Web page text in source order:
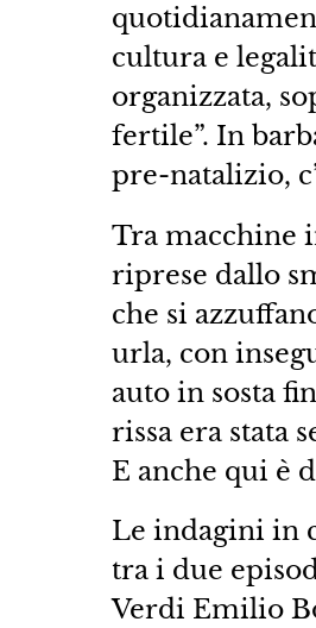
cultura e
organizzata,
fertile”. In
pre-natalizio,
Tra macchine
riprese dallo
che si
urla, con
auto in sosta
rissa era stata
E anche qui è
Le indagini in
tra i due
Verdi Emilio